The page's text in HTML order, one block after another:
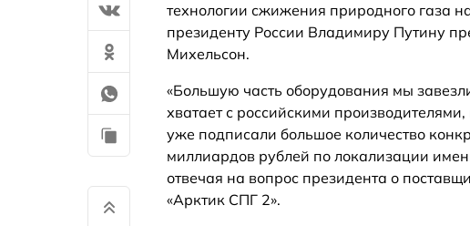
технологии сжижения природного газа
президенту России Владимиру Путину
Михельсон.
«Большую часть оборудования мы
хватает с российскими
уже подписали большое количество
миллиардов рублей по локализации
отвечая на вопрос президента о
«Арктик СПГ 2».